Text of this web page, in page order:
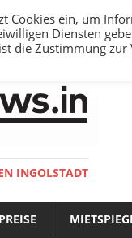
INGOLSTADT
Cookies ein, um
Diensten
die Zustimmung